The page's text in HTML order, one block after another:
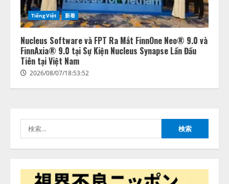
TiếngViệt 新着
Nucleus Software và FPT Ra Mắt FinnOne Neo® 9.0 và
FinnAxia® 9.0 tại Sự Kiện Nucleus Synapse Lần Đầu
Tiên tại Việt Nam
2026/08/07/18:53:52
索:
2
lmessage、MCP接続機能を強化
し、AIから設定操作できる機能を
拡充
2026/08/07/13:53:50
【2026年企業のAI導入・活用に関
業の68.0％が、自社でのAI導入・
活用は「上手くいっている」と回
答
2026/08/07/13:53:50
ナレッジワーク、AIエンジニア油
スAIエージェントOS」「営業領域